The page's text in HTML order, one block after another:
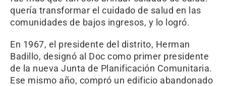
quería transformar el cuidado de salud en las
comunidades de bajos ingresos, y lo logró.
En 1967, el presidente del distrito, Herman
Badillo, designó al Doc como primer presidente
de la nueva Junta de Planificación Comunitaria.
Ese mismo año, compró un edificio abandonado